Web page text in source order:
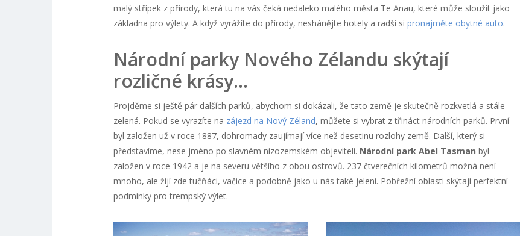
malý střípek z přírody, která tu na vás čeká nedaleko malého města Te Anau, které může sloužit jako
základna pro výlety. A když vyrážíte do přírody, neshánějte hotely a radši si pronajměte obytné auto.
Národní parky Nového Zélandu skýtají
rozličné krásy…
Projděme si ještě pár dalších parků, abychom si dokázali, že tato země je skutečně rozkvetlá a stále
zelená. Pokud se vyrazíte na zájezd na Nový Zéland, můžete si vybrat z třináct národních parků. První
byl založen už v roce 1887, dohromady zaujímají více než desetinu rozlohy země. Další, který si
představíme, nese jméno po slavném nizozemském objeviteli. Národní park Abel Tasman byl
založen v roce 1942 a je na severu většího z obou ostrovů. 237 čtverečních kilometrů možná není
mnoho, ale žijí zde tučňáci, vačice a podobně jako u nás také jeleni. Pobřežní oblasti skýtají perfektní
podmínky pro trempský výlet.